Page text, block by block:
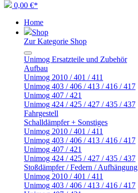
0,00 €*
Home
Shop
Zur Kategorie Shop
Unimog Ersatzteile und Zubehör
Aufbau
Unimog 2010 / 401 / 411
Unimog 403 / 406 / 413 / 416 / 417
Unimog 407 / 421
Unimog 424 / 425 / 427 / 435 / 437
Fahrgestell
Schalldämpfer + Sonstiges
Unimog 2010 / 401 / 411
Unimog 403 / 406 / 413 / 416 / 417
Unimog 407 / 421
Unimog 424 / 425 / 427 / 435 / 437
Stoßdämpfer / Federn / Aufhängung
Unimog 2010 / 401 / 411
Unimog 403 / 406 / 413 / 416 / 417